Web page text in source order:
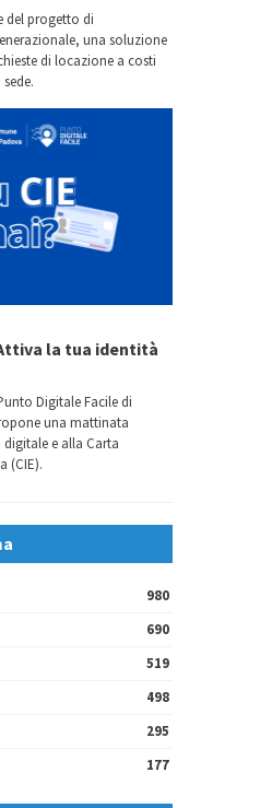
del progetto di
una soluzione
di locazione a costi
Attiva la tua identità
Digitale Facile di
una mattinata
e alla Carta
(CIE).
980
690
519
498
295
177